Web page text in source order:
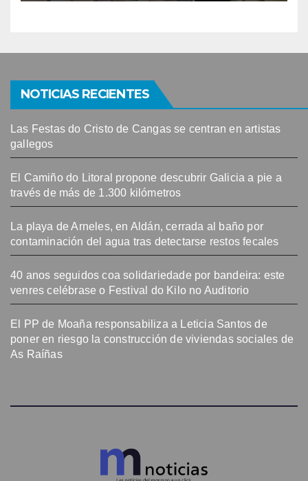
NOTICIAS RECIENTES
Las Festas do Cristo de Cangas se centran en artistas
gallegos
El Camiño do Litoral propone descubrir Galicia a pie a
través de más de 1.300 kilómetros
La playa de Arneles, en Aldán, cerrada al baño por
contaminación del agua tras detectarse restos fecales
40 anos seguidos coa solidariedade por bandeira: este
venres celébrase o Festival do Kilo no Auditorio
El PP de Moaña responsabiliza a Leticia Santos de
poner en riesgo la construcción de viviendas sociales de
As Raíñas